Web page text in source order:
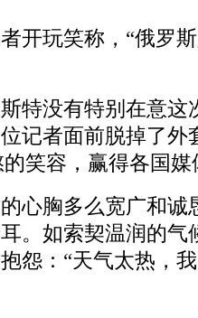
玩笑称，“俄罗斯
没有特别在意这
记者面前脱掉了外
笑容，赢得各国
胸多么宽广和诚
。如索契温润的气
怨：“天气太热，